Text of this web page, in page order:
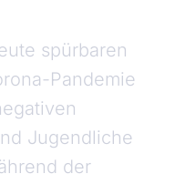
spürbaren
Pandemie
Jugendliche
der